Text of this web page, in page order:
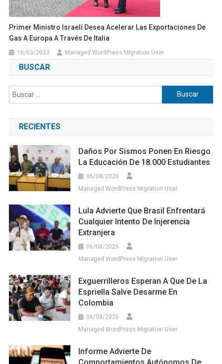
Primer Ministro Israelí Desea Acelerar Las Exportaciones De
Gas A Europa A Través De Italia
10/03/2023 Managed WordPress Migration User
BUSCAR
Buscar:
RECIENTES
Daños Por Sismos Ponen En Riesgo
La Educación De 18.000 Estudiantes
06/08/2026
Managed WordPress Migration User
Lula Advierte Que Brasil Enfrentará
Cualquier Intento De Injerencia
Extranjera
06/08/2026
Managed WordPress Migration User
Exguerrilleros Esperan A Que De La
Espriella Salve Desarme En
Colombia
06/08/2026
Managed WordPress Migration User
Informe Advierte De